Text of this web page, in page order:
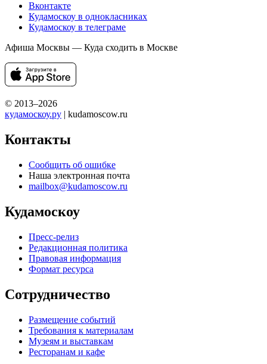
Вконтакте
Кудамоскоу в однокласниках
Кудамоскоу в телеграме
Афиша Москвы — Куда сходить в Москве
© 2013–2026
кудамоскоу.ру | kudamoscow.ru
Контакты
Сообщить об ошибке
Наша электронная почта
mailbox@kudamoscow.ru
Кудамоскоу
Пресс-релиз
Редакционная политика
Правовая информация
Формат ресурса
Сотрудничество
Размещение событий
Требования к материалам
Музеям и выставкам
Ресторанам и кафе